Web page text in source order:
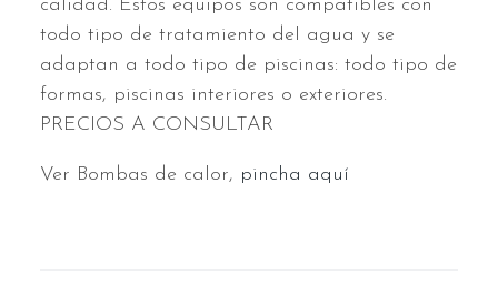
calidad. Estos equipos son compatibles con
todo tipo de tratamiento del agua y se
adaptan a todo tipo de piscinas: todo tipo de
formas, piscinas interiores o exteriores.
PRECIOS A CONSULTAR
Ver Bombas de calor, pincha aquí